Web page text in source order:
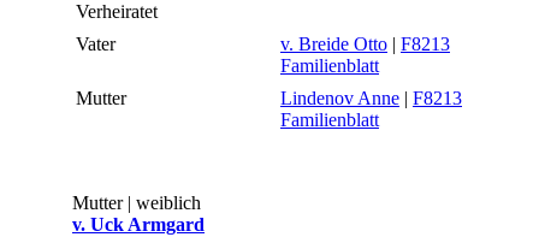
Verheiratet
Vater
v. Breide Otto | F8213
Familienblatt
Mutter
Lindenov Anne | F8213
Familienblatt
Mutter | weiblich
v. Uck Armgard